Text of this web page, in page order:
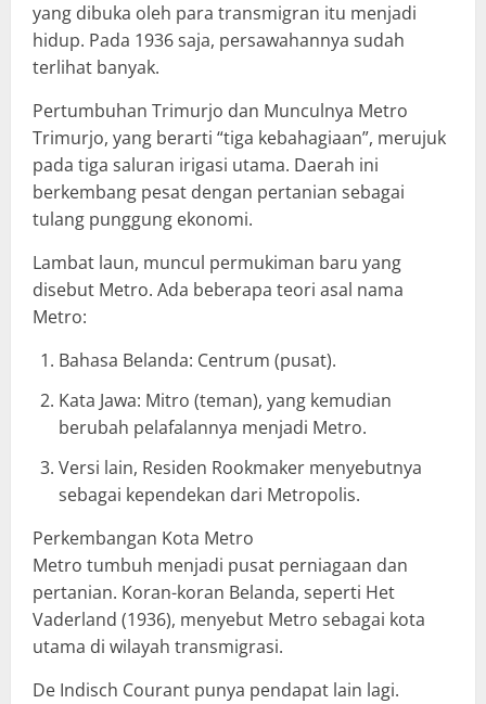
yang dibuka oleh para transmigran itu menjadi
hidup. Pada 1936 saja, persawahannya sudah
terlihat banyak.
Pertumbuhan Trimurjo dan Munculnya Metro
Trimurjo, yang berarti “tiga kebahagiaan”, merujuk
pada tiga saluran irigasi utama. Daerah ini
berkembang pesat dengan pertanian sebagai
tulang punggung ekonomi.
Lambat laun, muncul permukiman baru yang
disebut Metro. Ada beberapa teori asal nama
Metro:
Bahasa Belanda: Centrum (pusat).
Kata Jawa: Mitro (teman), yang kemudian
berubah pelafalannya menjadi Metro.
Versi lain, Residen Rookmaker menyebutnya
sebagai kependekan dari Metropolis.
Perkembangan Kota Metro
Metro tumbuh menjadi pusat perniagaan dan
pertanian. Koran-koran Belanda, seperti Het
Vaderland (1936), menyebut Metro sebagai kota
utama di wilayah transmigrasi.
De Indisch Courant punya pendapat lain lagi.